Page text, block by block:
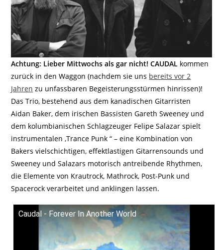
Achtung: Lieber Mittwochs als gar nicht! CAUDAL kommen
zurück in den Waggon (nachdem sie uns bereits vor 2
Jahren zu unfassbaren Begeisterungsstürmen hinrissen)!
Das Trio, bestehend aus dem kanadischen Gitarristen
Aidan Baker, dem irischen Bassisten Gareth Sweeney und
dem kolumbianischen Schlagzeuger Felipe Salazar spielt
instrumentalen ‚Trance Punk “ – eine Kombination von
Bakers vielschichtigen, effektlastigen Gitarrensounds und
Sweeney und Salazars motorisch antreibende Rhythmen,
die Elemente von Krautrock, Mathrock, Post-Punk und
Spacerock verarbeitet und anklingen lassen.
Caudal - Forever In Another World